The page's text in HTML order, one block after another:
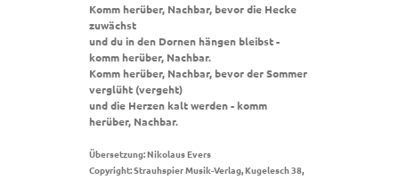
Komm herüber, Nachbar, bevor die Hecke
zuwächst
und du in den Dornen hängen bleibst -
komm herüber, Nachbar.
Komm herüber, Nachbar, bevor der Sommer
verglüht (vergeht)
und die Herzen kalt werden - komm
herüber, Nachbar.
Übersetzung: Nikolaus Evers
Copyright: Strauhspier Musik-Verlag, Kugelesch 38,